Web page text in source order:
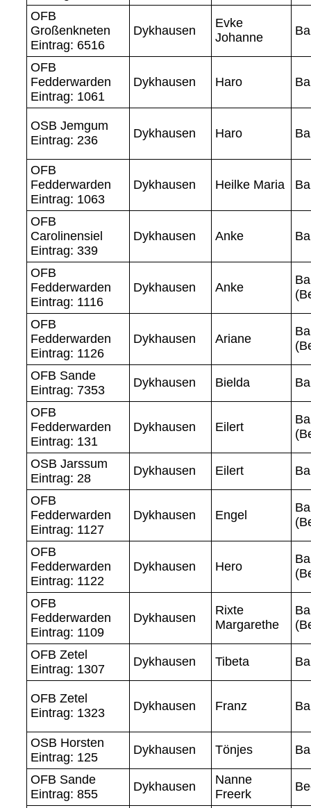
OFB
Großenkneten
Eintrag: 6516
Dykhausen
Evke
Johanne
OFB
Fedderwarden
Eintrag: 1061
Dykhausen Haro
OSB Jemgum
Eintrag: 236
Dykhausen Haro
OFB
Fedderwarden
Eintrag: 1063
Dykhausen Heilke Maria
OFB
Carolinensiel
Eintrag: 339
Dykhausen Anke
OFB
Fedderwarden
Eintrag: 1116
Dykhausen Anke
OFB
Fedderwarden
Eintrag: 1126
Dykhausen Ariane
OFB Sande
Eintrag: 7353
Dykhausen Bielda
OFB
Fedderwarden
Eintrag: 131
Dykhausen Eilert
OSB Jarssum
Eintrag: 28
Dykhausen Eilert
OFB
Fedderwarden
Eintrag: 1127
Dykhausen Engel
OFB
Fedderwarden
Eintrag: 1122
Dykhausen Hero
OFB
Fedderwarden
Eintrag: 1109
Dykhausen
Rixte
Margarethe
OFB Zetel
Eintrag: 1307
Dykhausen Tibeta
OFB Zetel
Eintrag: 1323
Dykhausen Franz
OSB Horsten
Eintrag: 125
Dykhausen Tönjes
OFB Sande
Eintrag: 855
Dykhausen
Nanne
Freerk